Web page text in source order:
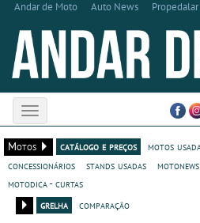
Andar de Moto Auto News Propedalar
Toggle
navigation
Motos
catálogo e preços motos
concessionários
stands usadas motonews
motodica - curtas
grelha
comparação